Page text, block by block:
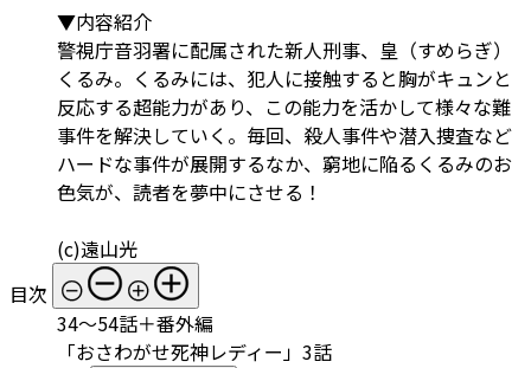
▼内容紹介
警視庁音羽署に配属された新人刑事、皇（すめらぎ）
くるみ。くるみには、犯人に接触すると胸がキュンと
反応する超能力があり、この能力を活かして様々な難
事件を解決していく。毎回、殺人事件や潜入捜査など
ハードな事件が展開するなか、窮地に陥るくるみのお
色気が、読者を夢中にさせる！
(c)遠山光
目次
34～54話＋番外編
「おさわがせ死神レディー」3話